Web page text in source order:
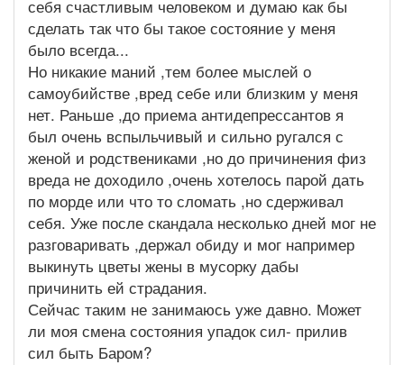
себя счастливым человеком и думаю как бы
сделать так что бы такое состояние у меня
было всегда...
Но никакие маний ,тем более мыслей о
самоубийстве ,вред себе или близким у меня
нет. Раньше ,до приема антидепрессантов я
был очень вспыльчивый и сильно ругался с
женой и родствениками ,но до причинения физ
вреда не доходило ,очень хотелось парой дать
по морде или что то сломать ,но сдерживал
себя. Уже после скандала несколько дней мог не
разговаривать ,держал обиду и мог например
выкинуть цветы жены в мусорку дабы
причинить ей страдания.
Сейчас таким не занимаюсь уже давно. Может
ли моя смена состояния упадок сил- прилив
сил быть Баром?